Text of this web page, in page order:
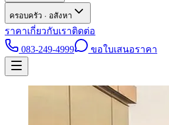
ครอบครัว · อสังหา
ราคาเกี่ยวกับเราติดต่อ
083-249-4999
ขอใบเสนอราคา